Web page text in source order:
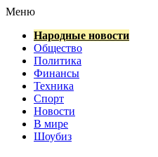
Меню
Народные новости
Общество
Политика
Финансы
Техника
Спорт
Новости
В мире
Шоубиз